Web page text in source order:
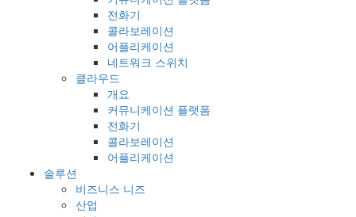
전화기
콜라보레이션
어플리케이션
네트워크 스위치
클라우드
개요
커뮤니케이션 플랫폼
전화기
콜라보레이션
어플리케이션
솔루션
비즈니스 니즈
산업